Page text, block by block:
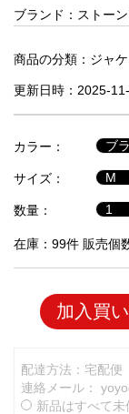
気
商
セ
ル
品
ブランド： ストー
商品の分類： ジャ
更新日時：2025-
カラー：
サイズ：
数量：
在庫：99件 販売個
加入買
配達方法：宅配便
連絡メール：
新品はすべて